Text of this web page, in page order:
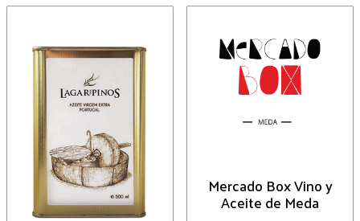
Mercado Box Vino y
Aceite de Meda